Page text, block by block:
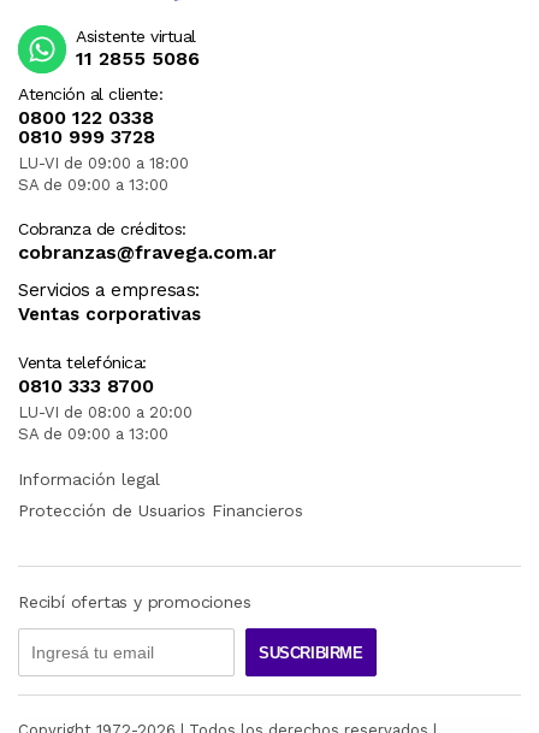
Atención al cliente:
0800 122 0338
0810 999 3728
LU-VI de 09:00 a 18:00
SA de 09:00 a 13:00
Cobranza de créditos:
cobranzas@fravega.com.ar
Servicios a empresas:
Ventas corporativas
Venta telefónica:
0810 333 8700
LU-VI de 08:00 a 20:00
SA de 09:00 a 13:00
Asistente virtual
11 2855 5086
Información legal
Protección de Usuarios Financieros
Recibí ofertas y promociones
SUSCRIBIRME